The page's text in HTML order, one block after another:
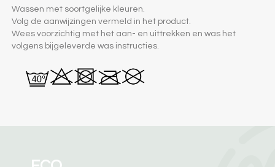
Wassen met soortgelijke kleuren.
Volg de aanwijzingen vermeld in het product.
Wees voorzichtig met het aan- en uittrekken en was het
volgens bijgeleverde was instructies.